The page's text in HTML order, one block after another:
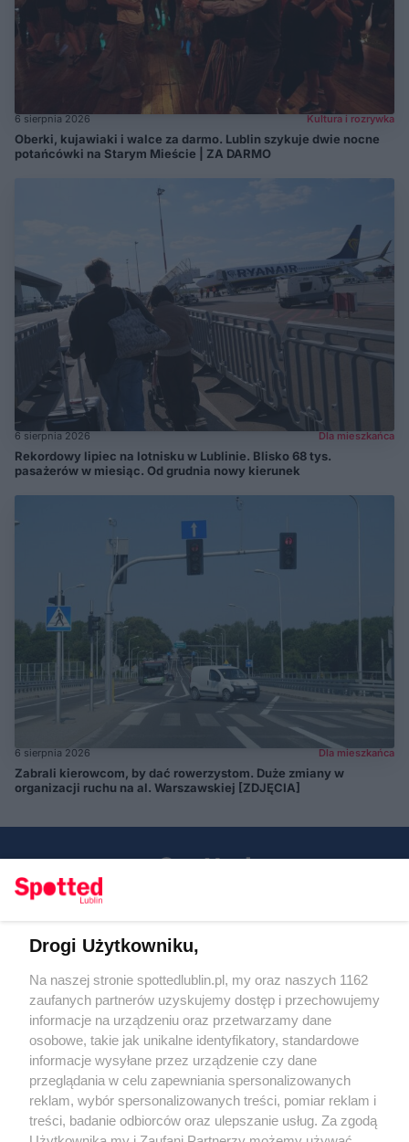
6 sierpnia 2026 Kultura i rozrywka
Oberki, kujawiaki i walce za darmo. Lublin szykuje dwie nocne
potańcówki na Starym Mieście | ZA DARMO
6 sierpnia 2026 Dla mieszkańca
Rekordowy lipiec na lotnisku w Lublinie. Blisko 68 tys.
pasażerów w miesiąc. Od grudnia nowy kierunek
6 sierpnia 2026 Dla mieszkańca
Zabrali kierowcom, by dać rowerzystom. Duże zmiany w
organizacji ruchu na al. Warszawskiej [ZDJĘCIA]
KATEGORIE
OGŁOSZENIA
Regulamin
Polityka prywatności
RODO
Warunki korzystania z treści
Drogi Użytkowniku,
Na naszej stronie spottedlublin.pl, my oraz naszych 1162
zaufanych partnerów uzyskujemy dostęp i przechowujemy
informacje na urządzeniu oraz przetwarzamy dane
osobowe, takie jak unikalne identyfikatory, standardowe
informacje wysyłane przez urządzenie czy dane
przeglądania w celu zapewniania spersonalizowanych
reklam, wybór spersonalizowanych treści, pomiar reklam i
treści, badanie odbiorców oraz ulepszanie usług. Za zgodą